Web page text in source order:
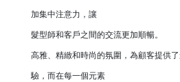
加集中注意力，讓
髮型師和客戶之間的交流更加順暢。
高雅、精緻和時尚的氛圍，為顧客提供
驗，而在每一個元素